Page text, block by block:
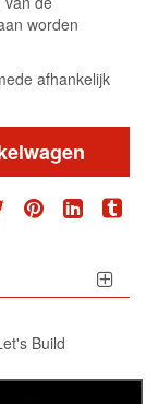
worden
afhankelijk
Build